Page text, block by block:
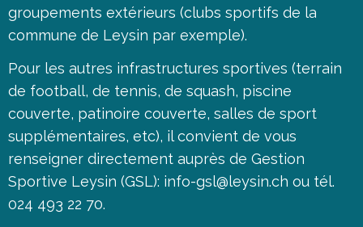
groupements extérieurs (clubs sportifs de la
commune de Leysin par exemple).
Pour les autres infrastructures sportives (terrain
de football, de tennis, de squash, piscine
couverte, patinoire couverte, salles de sport
supplémentaires, etc), il convient de vous
renseigner directement auprès de Gestion
Sportive Leysin (GSL): info-gsl@leysin.ch ou tél.
024 493 22 70.